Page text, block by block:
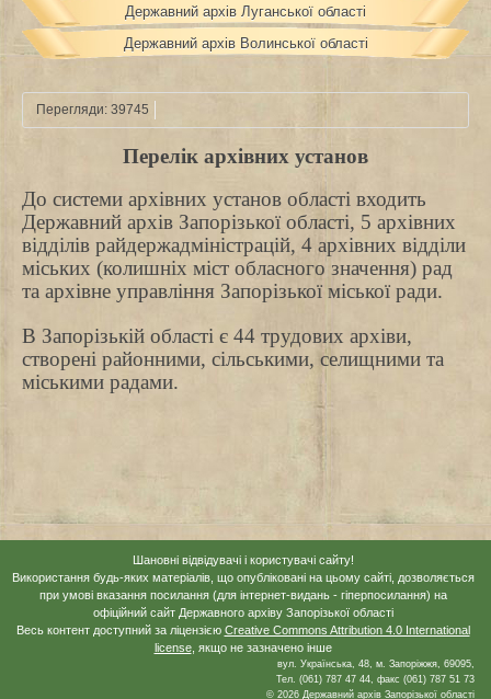
Державний архів Луганської області
Державний архів Волинської області
Перегляди: 39745
Перелік архівних установ
До системи архівних установ області входить
Державний архів Запорізької області, 5 архівних
відділів райдержадміністрацій, 4 архівних відділи
міських (колишніх міст обласного значення) рад
та архівне управління Запорізької міської ради.
В Запорізькій області є 44 трудових архіви,
створені районними, сільськими, селищними та
міськими радами.
Шановні відвідувачі і користувачі сайту!
Використання будь-яких матеріалів, що опубліковані на цьому сайті, дозволяється
при умові вказання посилання (для інтернет-видань - гіперпосилання) на
офіційний сайт Державного архіву Запорізької області
Весь контент доступний за ліцензією Creative Commons Attribution 4.0 International
license, якщо не зазначено інше
вул. Українська, 48, м. Запоріжжя, 69095,
Тел. (061) 787 47 44, факс (061) 787 51 73
© 2026 Державний архів Запорізької області